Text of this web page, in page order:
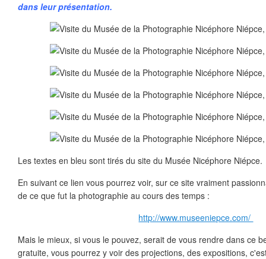
dans leur présentation.
Les textes en bleu sont tirés du site du Musée Nicéphore Niépce.
En suivant ce lien vous pourrez voir, sur ce site vraiment
de ce que fut la photographie au cours des temps :
http://www.museeniepce.com/
Mais le mieux, si vous le pouvez, serait de vous rendre dans ce
gratuite, vous pourrez y voir des projections, des expositions,